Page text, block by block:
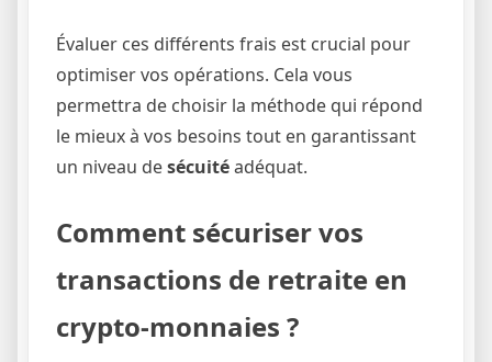
Évaluer ces différents frais est crucial pour
optimiser vos opérations. Cela vous
permettra de choisir la méthode qui répond
le mieux à vos besoins tout en garantissant
un niveau desécuitéadéquat.
Comment sécuriser vos
transactions de retraite en
crypto-monnaies ?